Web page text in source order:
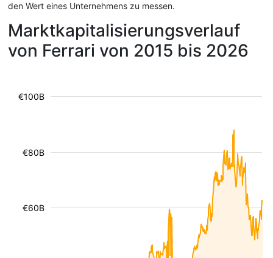
den Wert eines Unternehmens zu messen.
Marktkapitalisierungsverlauf
von Ferrari von 2015 bis 2026
€60B
€80B
€100B